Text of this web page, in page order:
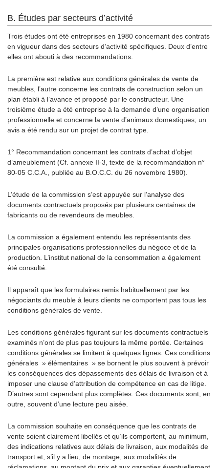
B. Études par secteurs d’activité
Trois études ont été entreprises en 1980 concernant des contrats
en vigueur dans des secteurs d’activité spécifiques. Deux d’entre
elles ont abouti à des recommandations.
La première est relative aux conditions générales de vente de
meubles, l’autre concerne les contrats de construction selon un
plan établi à l’avance et proposé par le constructeur. Une
troisième étude a été entreprise à la demande d’une organisation
professionnelle et concerne la vente d’animaux domestiques; un
avis a été rendu sur un projet de contrat type.
1° Recommandation concernant les contrats d’achat d’objet
d’ameublement (Cf. annexe II-3, texte de la recommandation n°
80-05 C.C.A., publiée au B.O.C.C. du 26 novembre 1980).
L’étude de la commission s’est appuyée sur l’analyse des
documents contractuels proposés par plusieurs centaines de
fabricants ou de revendeurs de meubles.
La commission a également entendu les représentants des
principales organisations professionnelles du négoce et de la
production. L’institut national de la consommation a également
été consulté.
Il apparaît que les formulaires remis habituellement par les
négociants du meuble à leurs clients ne comportent pas tous les
conditions générales de vente.
Les conditions générales figurant sur les documents contractuels
examinés n’ont de plus pas toujours la même portée. Certaines
conditions générales se limitent à quelques lignes. Ces conditions
générales » élémentaires » se bornent le plus souvent à prévoir
les conséquences des dépassements des délais de livraison et à
imposer une clause d’attribution de compétence en cas de litige.
D’autres sont cependant plus complètes. Ces documents sont, en
outre, souvent d’une lecture peu aisée.
La commission souhaite en conséquence que les contrats de
vente soient clairement libellés et qu’ils comportent, au minimum,
des indications relatives aux délais de livraison, aux modalités de
transport et, s’il y a lieu, de montage, aux modalités de